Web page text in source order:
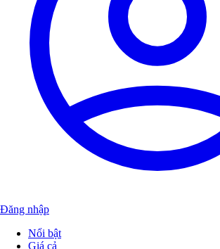
Đăng nhập
Nổi bật
Giá cả